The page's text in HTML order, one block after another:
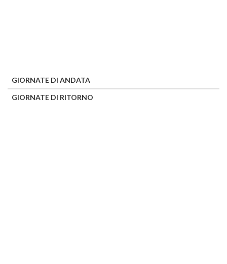
GIORNATE DI ANDATA
GIORNATE DI RITORNO